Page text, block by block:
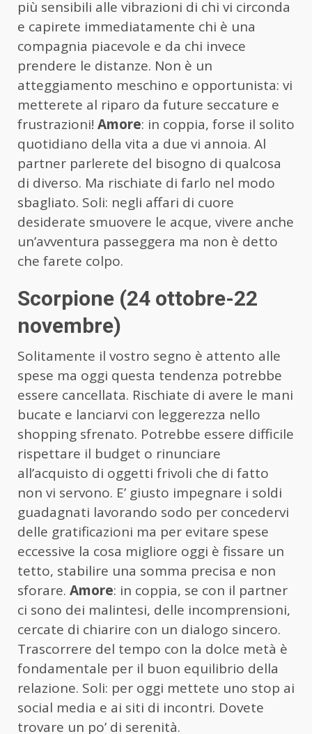
più sensibili alle vibrazioni di chi vi circonda
e capirete immediatamente chi è una
compagnia piacevole e da chi invece
prendere le distanze. Non è un
atteggiamento meschino e opportunista: vi
metterete al riparo da future seccature e
frustrazioni! Amore: in coppia, forse il solito
quotidiano della vita a due vi annoia. Al
partner parlerete del bisogno di qualcosa
di diverso. Ma rischiate di farlo nel modo
sbagliato. Soli: negli affari di cuore
desiderate smuovere le acque, vivere anche
un’avventura passeggera ma non è detto
che farete colpo.
Scorpione (24 ottobre-22
novembre)
Solitamente il vostro segno è attento alle
spese ma oggi questa tendenza potrebbe
essere cancellata. Rischiate di avere le mani
bucate e lanciarvi con leggerezza nello
shopping sfrenato. Potrebbe essere difficile
rispettare il budget o rinunciare
all’acquisto di oggetti frivoli che di fatto
non vi servono. E’ giusto impegnare i soldi
guadagnati lavorando sodo per concedervi
delle gratificazioni ma per evitare spese
eccessive la cosa migliore oggi è fissare un
tetto, stabilire una somma precisa e non
sforare. Amore: in coppia, se con il partner
ci sono dei malintesi, delle incomprensioni,
cercate di chiarire con un dialogo sincero.
Trascorrere del tempo con la dolce metà è
fondamentale per il buon equilibrio della
relazione. Soli: per oggi mettete uno stop ai
social media e ai siti di incontri. Dovete
trovare un po’ di serenità.